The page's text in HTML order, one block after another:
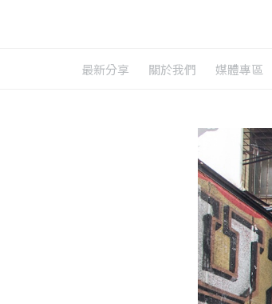
最新分享 關於我們 媒體專區